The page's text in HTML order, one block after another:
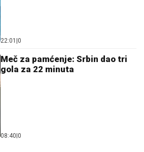
22:01 |0
Meč za pamćenje: Srbin dao tri
gola za 22 minuta
08:40|0